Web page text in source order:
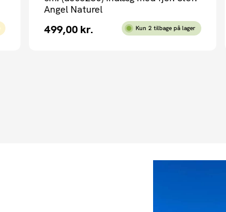
Angel Naturel
499,00 kr. Kun 2 tilbage på lager